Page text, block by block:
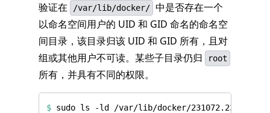
验证在 /var/lib/docker/ 中是否存在一个
以命名空间用户的 UID 和 GID 命名的命名空
间目录，该目录归该 UID 和 GID 所有，且对
组或其他用户不可读。某些子目录仍归
root
所有，并具有不同的权限。
$